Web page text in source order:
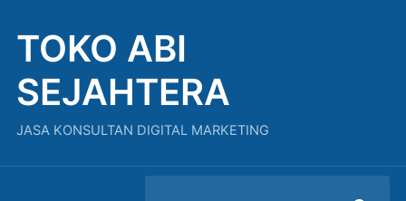
TOKO ABI
SEJAHTERA
JASA KONSULTAN DIGITAL MARKETING